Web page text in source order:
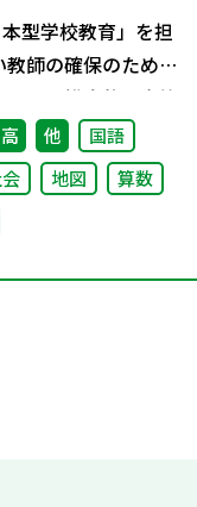
本型学校教育」を担
教師の確保のための
関する 総合的な方策
申）
高 他
国語
地図
算数